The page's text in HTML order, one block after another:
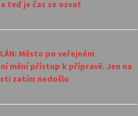
a teď je čas se ozvat
Město po veřejném
mění přístup k přípravě. Jen na
zatím nedošlo